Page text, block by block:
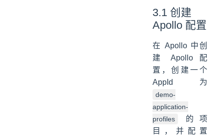
3.1 创建
Apollo 配置
在 Apollo 中创
建 Apollo 配
置，创建一个
AppId 为
demo-
application-
profiles
的项
目，并配置